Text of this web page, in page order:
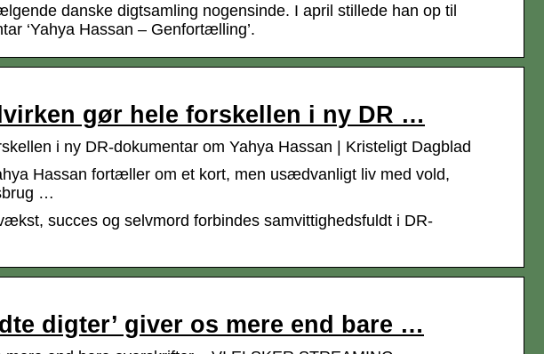
danske digtsamling nogensinde. I april stillede han op til
‘Yahya Hassan – Genfortælling’.
gør hele forskellen i ny DR …
i ny DR-dokumentar om Yahya Hassan | Kristeligt Dagblad
Hassan fortæller om et kort, men usædvanligt liv med vold,
…
succes og selvmord forbindes samvittighedsfuldt i DR-
digter’ giver os mere end bare …